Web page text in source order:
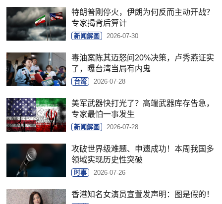
特朗普刚停火，伊朗为何反而主动开战？
专家揭背后算计
新闻解画 2026-07-30
毒油案陈其迈怒问20%决策，卢秀燕证实
了，曝台湾当局有内鬼
台湾 2026-07-28
美军武器快打光了？高端武器库存告急，
专家最怕一事发生
新闻解画 2026-07-28
攻破世界级难题、申遗成功！本周我国多
领域实现历史性突破
时事 2026-07-26
香港知名女演员宣萱发声明：图是假的！